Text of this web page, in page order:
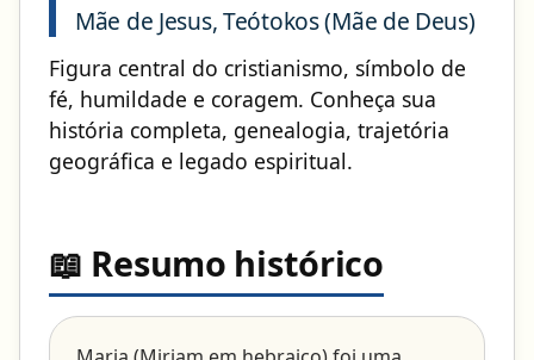
Mãe de Jesus, Teótokos (Mãe de Deus)
Figura central do cristianismo, símbolo de
fé, humildade e coragem. Conheça sua
história completa, genealogia, trajetória
geográfica e legado espiritual.
📖 Resumo histórico